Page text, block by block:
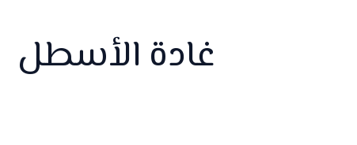
غادة الأسطل